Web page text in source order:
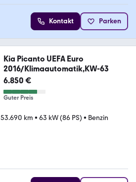
Kontakt Parken
Kia Picanto UEFA Euro
2016/Klimaautomatik,KW-63
6.850 €
Guter Preis
53.690 km • 63 kW (86 PS) • Benzin